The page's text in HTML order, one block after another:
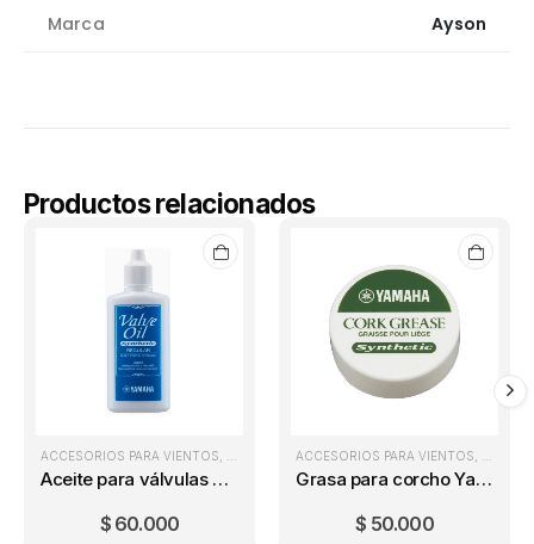
Marca Ayson
Productos relacionados
ACCESORIOS PARA VIENTOS
Aceite para válvulas Yamaha Regular
$60.000
ACCESORIOS PARA VIENTOS
Grasa para corcho Yamaha Cork Grease 10 Gr
$ 50.000